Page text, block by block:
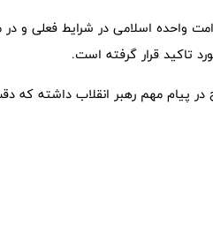
واحده اسلامی در شرایط فعلی و در
تاکید قرار گرفته است.
در پیام مهم رهبر انقلاب داشته که